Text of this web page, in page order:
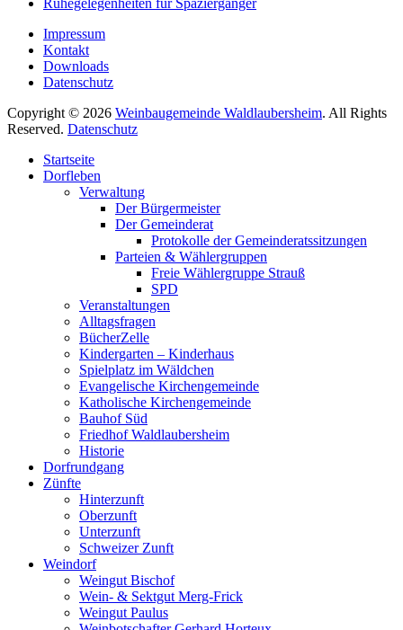
Impressum
Kontakt
Downloads
Datenschutz
Copyright © 2026 Weinbaugemeinde Waldlaubersheim. All Rights
Reserved. Datenschutz
oben
scrollen
Startseite
Dorfleben
Verwaltung
Der Bürgermeister
Der Gemeinderat
Protokolle der Gemeinderatssitzungen
Parteien & Wählergruppen
Freie Wählergruppe Strauß
SPD
Veranstaltungen
Alltagsfragen
BücherZelle
Kindergarten – Kinderhaus
Spielplatz im Wäldchen
Evangelische Kirchengemeinde
Katholische Kirchengemeinde
Bauhof Süd
Friedhof Waldlaubersheim
Historie
Dorfrundgang
Zünfte
Hinterzunft
Oberzunft
Unterzunft
Schweizer Zunft
Weindorf
Weingut Bischof
Wein- & Sektgut Merg-Frick
Weingut Paulus